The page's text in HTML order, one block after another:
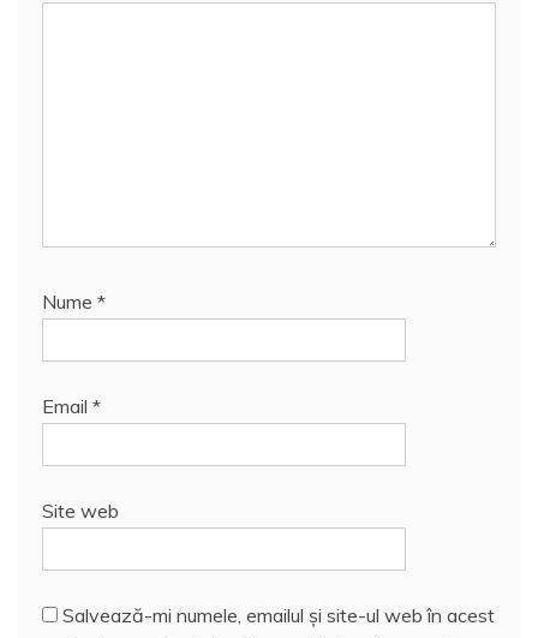
Nume *
Email *
Site web
Salvează-mi numele, emailul și site-ul web în acest